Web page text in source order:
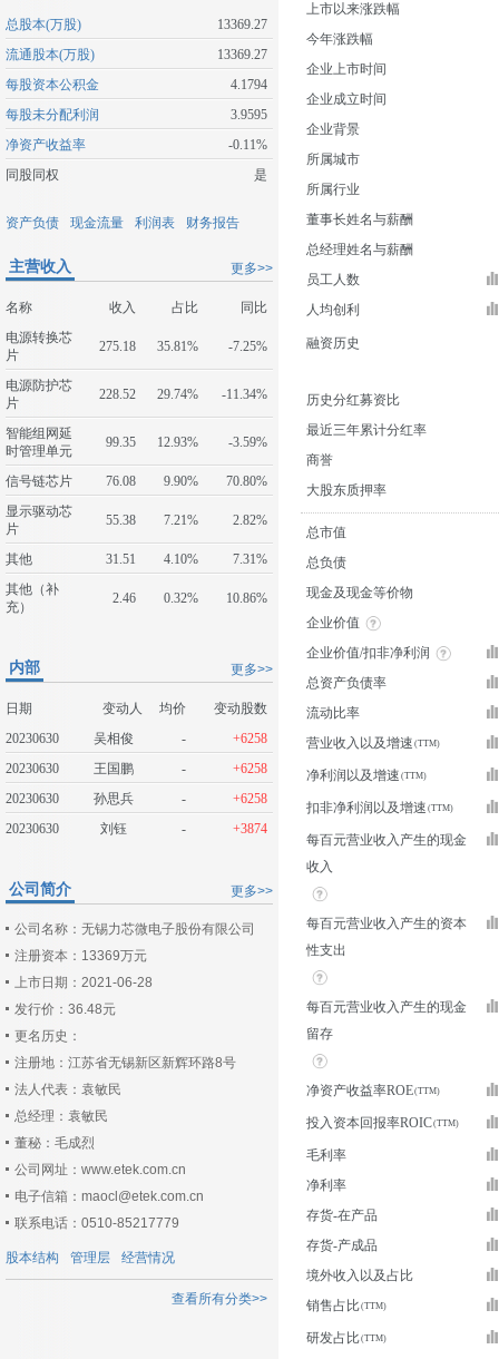
总股本(万股)
13369.27
流通股本(万股)
13369.27
每股资本公积金
4.1794
每股未分配利润
3.9595
净资产收益率
-0.11%
同股同权
是
资产负债 现金流量 利润表 财务报告
更多>>
主营收入
名称 收入 占比
同比
电源转换芯
片
275.18 35.81% -7.25%
电源防护芯
片
228.52 29.74% -11.34%
智能组网延
时管理单元
99.35 12.93% -3.59%
信号链芯片 76.08 9.90%
70.80%
显示驱动芯
片
55.38 7.21% 2.82%
其他 31.51 4.10%
7.31%
其他（补
充）
2.46 0.32% 10.86%
更多>>
内部
日期 变动人 均价
变动股数
20230630
吴相俊 -
+6258
20230630
王国鹏 -
+6258
20230630
孙思兵 -
+6258
20230630
刘钰 - +3874
更多>>
公司简介
公司名称：无锡力芯微电子股份有限公司
注册资本：13369万元
上市日期：2021-06-28
发行价：36.48元
更名历史：
注册地：江苏省无锡新区新辉环路8号
法人代表：袁敏民
总经理：袁敏民
董秘：毛成烈
公司网址：www.etek.com.cn
电子信箱：maocl@etek.com.cn
联系电话：0510-85217779
股本结构 管理层 经营情况
查看所有分类>>
上市以来涨跌幅
今年涨跌幅
企业上市时间
企业成立时间
企业背景
所属城市
所属行业
董事长姓名与薪酬
总经理姓名与薪酬
员工人数
人均创利
融资历史
历史分红募资比
最近三年累计分红率
商誉
大股东质押率
总市值
总负债
现金及现金等价物
企业价值
企业价值/扣非净利润
总资产负债率
流动比率
营业收入以及增速
净利润以及增速
扣非净利润以及增速
每百元营业收入产生的现金
收入
每百元营业收入产生的资本
性支出
每百元营业收入产生的现金
留存
净资产收益率ROE
投入资本回报率ROIC
毛利率
净利率
存货-在产品
存货-产成品
境外收入以及占比
销售占比
研发占比